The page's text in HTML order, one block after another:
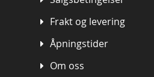
Frakt og levering
Åpningstider
Om oss